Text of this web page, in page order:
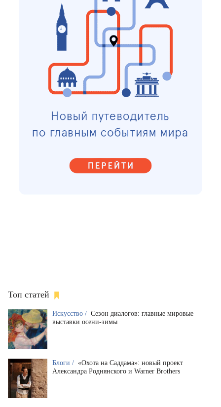
Топ статей
Искусство / Сезон диалогов: главные мировые
выставки осени-зимы
Блоги / «Охота на Саддама»: новый проект
Александра Роднянского и Warner Brothers